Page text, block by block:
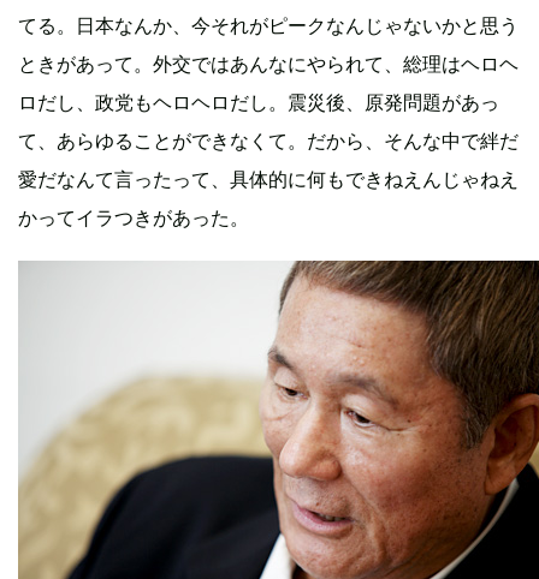
てる。日本なんか、今それがピークなんじゃないかと思う
ときがあって。外交ではあんなにやられて、総理はヘロヘ
ロだし、政党もヘロヘロだし。震災後、原発問題があっ
て、あらゆることができなくて。だから、そんな中で絆だ
愛だなんて言ったって、具体的に何もできねえんじゃねえ
かってイラつきがあった。